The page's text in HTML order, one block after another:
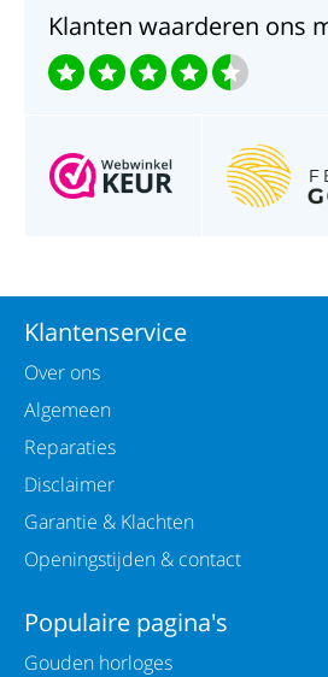
Klanten waarderen ons
Klantenservice
Over ons
Algemeen
Reparaties
Disclaimer
Garantie & Klachten
Openingstijden & contact
Populaire pagina's
Gouden horloges